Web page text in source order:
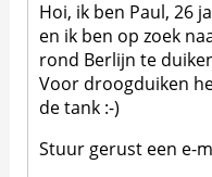
Hoi, ik ben Paul, 26
en ik ben op zoek
rond Berlijn te
Voor droogduiken
de tank :-)
Stuur gerust een e-